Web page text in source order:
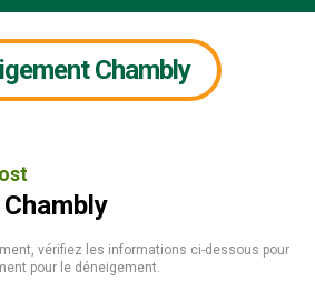
Chambly
vérifiez les informations ci-dessous pour
pour le déneigement.